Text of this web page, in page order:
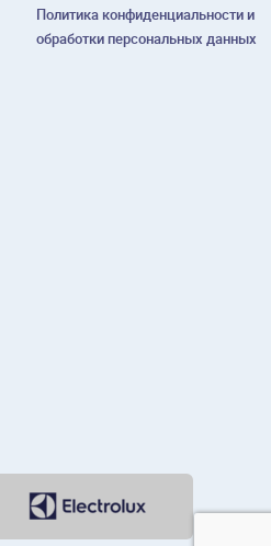
Политика конфиденциальности и
обработки персональных данных